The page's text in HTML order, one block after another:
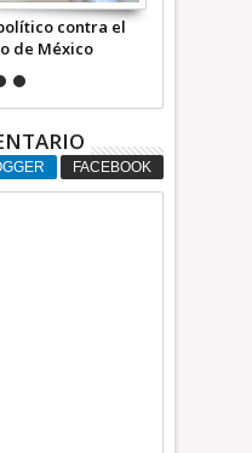
contra el
de México
FACEBOOK